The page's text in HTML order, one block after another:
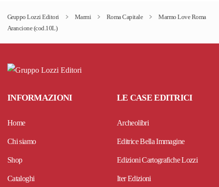
Gruppo Lozzi Editori Marmi Roma Capitale
Marmo Love Roma
Arancione (cod.10L)
INFORMAZIONI
Home
Chi siamo
Shop
Cataloghi
LE CASE EDITRICI
Archeolibri
Editrice Bella Immagine
Edizioni Cartografiche Lozzi
Iter Edizioni